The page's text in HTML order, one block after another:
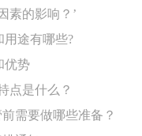
素的影响？’
用途有哪些?
优势
点是什么？
需要做哪些准备？